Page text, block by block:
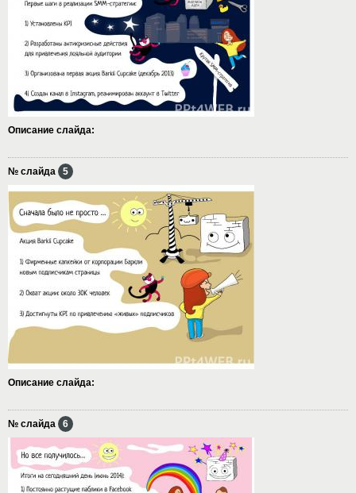
Описание слайда:
№ слайда 5
Описание слайда:
№ слайда 6